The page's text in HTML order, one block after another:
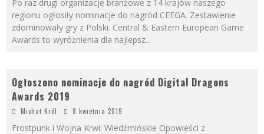
Po raz drugi organizacje branżowe z 14 krajów naszego
regionu ogłosiły nominacje do nagród CEEGA. Zestawienie
zdominowały gry z Polski. Central & Eastern European Game
Awards to wyróżnienia dla najlepsz...
Ogłoszono nominacje do nagród Digital Dragons
Awards 2019
Michał Król 8 kwietnia 2019
Frostpunk i Wojna Krwi: Wiedźmińskie Opowieści z